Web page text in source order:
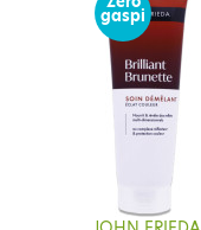
gaspi